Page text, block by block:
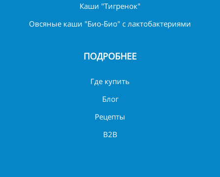
Каши "Тигренок"
Овсяные каши "Био-Био" с лактобактериями
ПОДРОБНЕЕ
Где купить
Блог
Рецепты
B2B